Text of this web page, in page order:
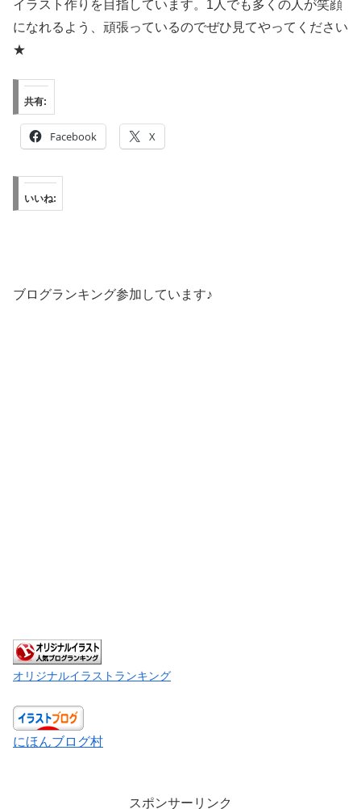
イラスト作りを目指しています。1人でも多くの人が笑顔
になれるよう、頑張っているのでぜひ見てやってください
★
共有:
Facebook X
いいね:
ブログランキング参加しています♪
オリジナルイラストランキング
にほんブログ村
スポンサーリンク